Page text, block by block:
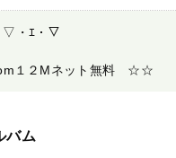
▽・ｴ・▽
１２Mネット無料 ☆☆
バム